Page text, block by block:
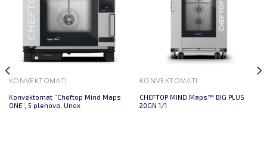
KONVEKTOMATI
Konvektomat “Cheftop Mind Maps
ONE”, 5 plehova, Unox
KONVEKTOMATI
CHEFTOP MIND.Maps™ BIG PLUS
20GN 1/1